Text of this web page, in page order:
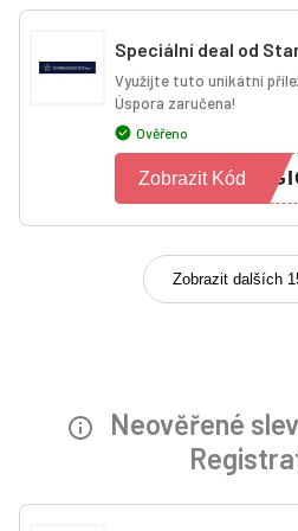
Speciální deal od
Využijte tuto unikátní
Úspora zaručena!
Ověřeno
Zobrazit Kód
Zobrazit dalších
Neověřené